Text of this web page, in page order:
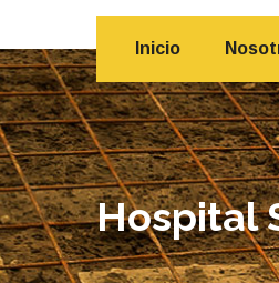
Inicio
Hospital